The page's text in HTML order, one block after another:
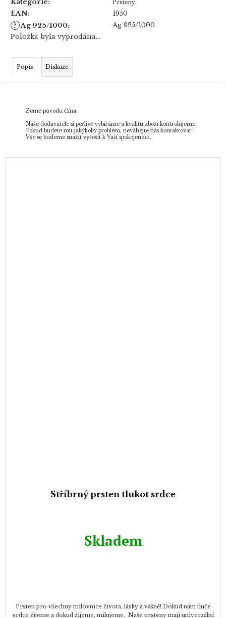
Kategorie: Prsteny
EAN: 1950
? Ag 925/1000:
Ag 925/1000
Položka byla vyprodána…
Popis Diskuze
Země původu Čína.
Naše dodavatele si pečlivě vybíráme a kvalitu zboží kontrolujeme.
Pokud budete mít jakýkoliv problém, neváhejte nás kontaktovat.
Vše se budeme snažit vyřešit k Vaší spokojenosti.
Stříbrný prsten tlukot srdce
Skladem
Prsten pro všechny milovnice života, lásky a vášně! Dokud nám tluče
srdce žijeme a dokud žijeme, milujeme. Naše prsteny mají univerzální